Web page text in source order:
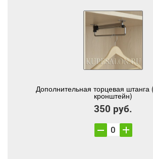
Дополнительная торцевая штанга
кронштейн)
350 руб.